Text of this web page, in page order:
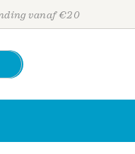
vanaf €20
Personen